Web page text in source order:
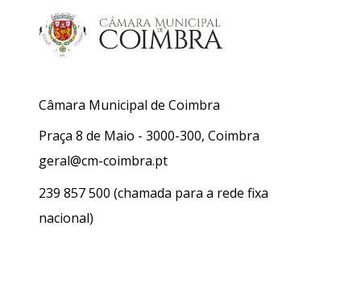
Câmara Municipal de Coimbra
Praça 8 de Maio - 3000-300, Coimbra
geral@cm-coimbra.pt
239 857 500 (chamada para a rede fixa
nacional)